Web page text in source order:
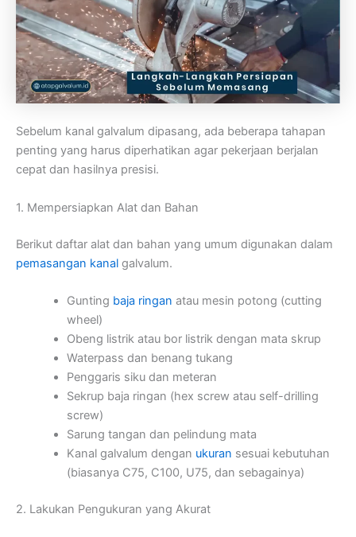
Sebelum kanal galvalum dipasang, ada beberapa tahapan
penting yang harus diperhatikan agar pekerjaan berjalan
cepat dan hasilnya presisi.
1. Mempersiapkan Alat dan Bahan
Berikut daftar alat dan bahan yang umum digunakan dalam
pemasangan kanal galvalum.
Gunting baja ringan atau mesin potong (cutting
wheel)
Obeng listrik atau bor listrik dengan mata skrup
Waterpass dan benang tukang
Penggaris siku dan meteran
Sekrup baja ringan (hex screw atau self-drilling
screw)
Sarung tangan dan pelindung mata
Kanal galvalum dengan ukuran sesuai kebutuhan
(biasanya C75, C100, U75, dan sebagainya)
2. Lakukan Pengukuran yang Akurat